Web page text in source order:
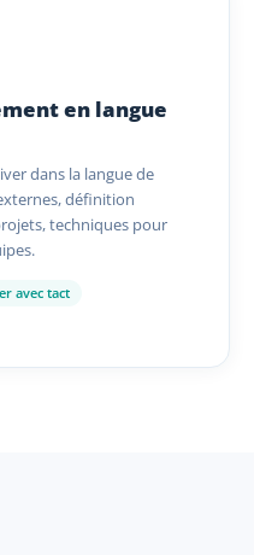
en langue
dans la langue de
définition
techniques pour
avec tact